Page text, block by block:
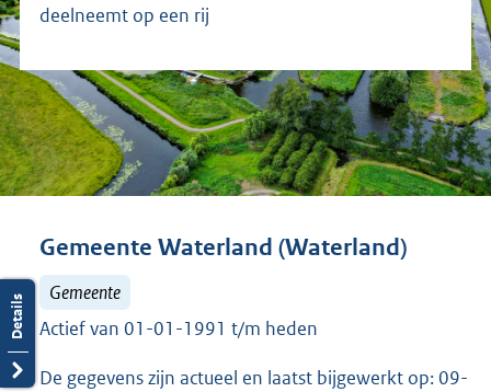
deelneemt op een rij
Gemeente Waterland (Waterland)
Gemeente
Actief van 01-01-1991 t/m heden
De gegevens zijn actueel en laatst bijgewerkt op: 09-